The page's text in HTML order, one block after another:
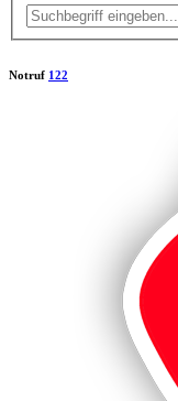
Notruf 122